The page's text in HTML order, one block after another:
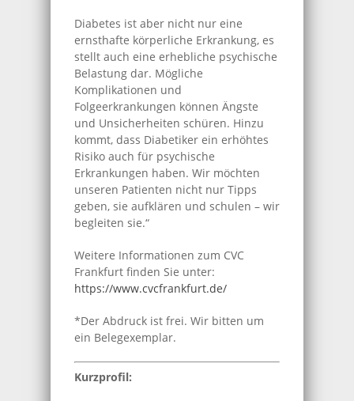
Diabetes ist aber nicht nur eine
ernsthafte körperliche Erkrankung, es
stellt auch eine erhebliche psychische
Belastung dar. Mögliche
Komplikationen und
Folgeerkrankungen können Ängste
und Unsicherheiten schüren. Hinzu
kommt, dass Diabetiker ein erhöhtes
Risiko auch für psychische
Erkrankungen haben. Wir möchten
unseren Patienten nicht nur Tipps
geben, sie aufklären und schulen – wir
begleiten sie.“
Weitere Informationen zum CVC
Frankfurt finden Sie unter:
https://www.cvcfrankfurt.de/
*Der Abdruck ist frei. Wir bitten um
ein Belegexemplar.
Kurzprofil: